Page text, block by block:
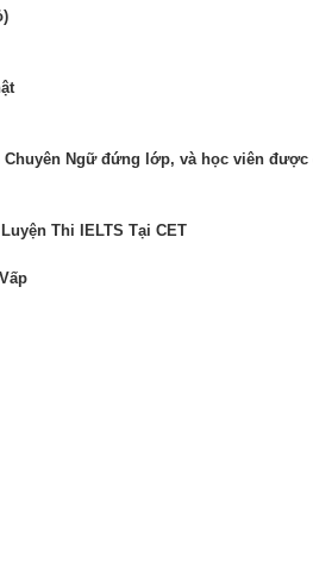
Ngữ đứng lớp, và học viên được
Thi IELTS Tại CET